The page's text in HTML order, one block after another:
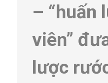
– “huấn
viên”
lược